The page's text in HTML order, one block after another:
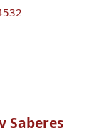
Saberes